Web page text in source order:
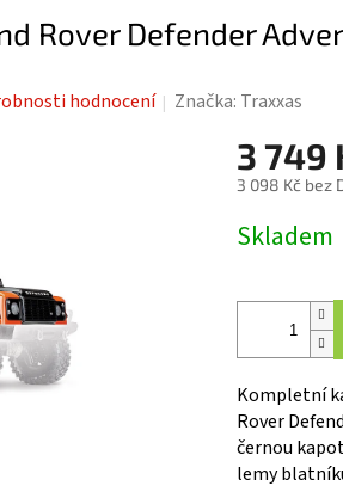
Rover Defender
hodnocení Značka: Traxxas
3 749
3 098 Kč bez
cena:
Skladem
Kompletní
Rover
černou
lemy